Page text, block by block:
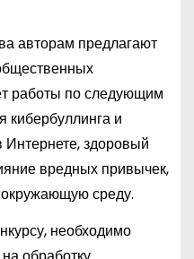
авторам предлагают
работы по следующим
кибербуллинга и
Интернете, здоровый
вредных привычек,
среду.
необходимо